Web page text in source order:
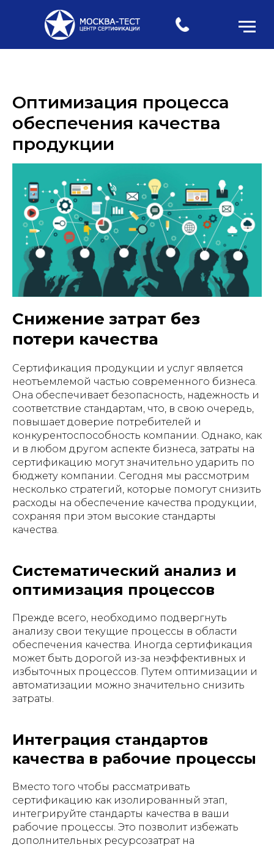
Оптимизация процесса
обеспечения качества
продукции
Снижение затрат без
потери качества
Сертификация продукции и услуг является
неотъемлемой частью современного бизнеса.
Она обеспечивает безопасность, надежность и
соответствие стандартам, что, в свою очередь,
повышает доверие потребителей и
конкурентоспособность компании. Однако, как
и в любом другом аспекте бизнеса, затраты на
сертификацию могут значительно ударить по
бюджету компании. Сегодня мы рассмотрим
несколько стратегий, которые помогут снизить
расходы на обеспечение качества продукции,
сохраняя при этом высокие стандарты
качества.
Систематический анализ и
оптимизация процессов
Прежде всего, необходимо подвергнуть
анализу свои текущие процессы в области
обеспечения качества. Иногда сертификация
может быть дорогой из-за неэффективных и
избыточных процессов. Путем оптимизации и
автоматизации можно значительно снизить
затраты.
Интеграция стандартов
качества в рабочие процессы
Вместо того чтобы рассматривать
сертификацию как изолированный этап,
интегрируйте стандарты качества в ваши
рабочие процессы. Это позволит избежать
дополнительных ресурсозатрат на